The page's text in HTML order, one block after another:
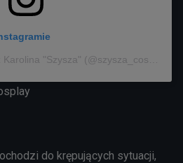
do krępujących sytuacji,